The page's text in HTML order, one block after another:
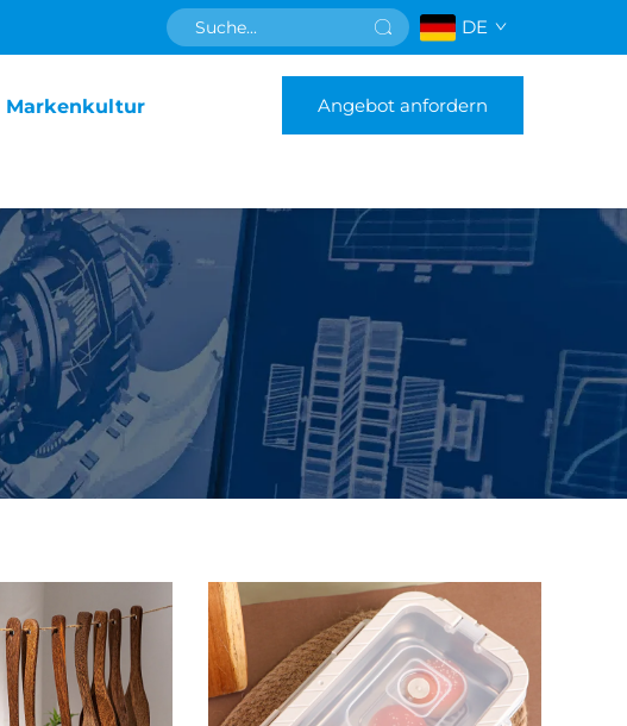
DE
Markenkultur Angebot anfordern